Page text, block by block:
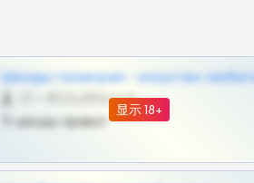
显示 18+
Шкоды телеграм - искуство
@SZu3ll3sCatt_bot
Тг шкоды приват